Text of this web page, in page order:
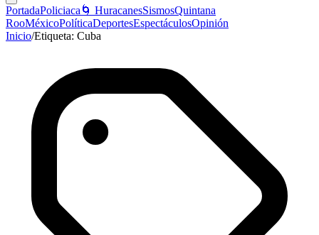
PortadaPoliciaca 🌀 HuracanesSismosQuintana
RooMéxicoPolíticaDeportesEspectáculosOpinión
Inicio/Etiqueta: Cuba